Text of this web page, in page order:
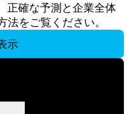
正確な予測と企業全体
をご覧ください。
示